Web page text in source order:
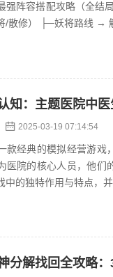
容搭配攻略（全结局触发指南
知：主题医院中
2025-03-19 07:14:54
款经典的模拟经营游戏
医院的核心人员，他们
中的独特作用与特点，
分解找回全攻略